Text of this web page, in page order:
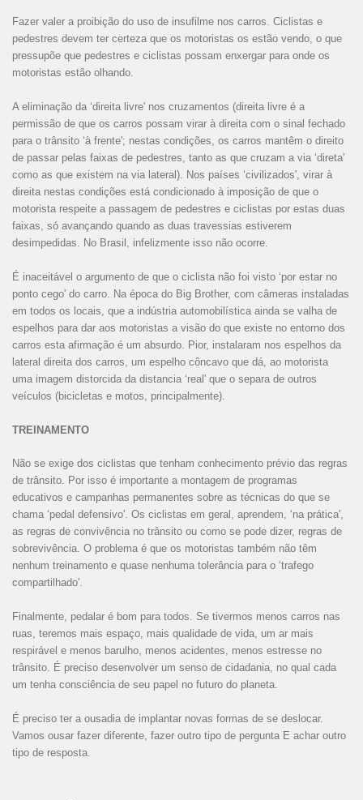
Fazer valer a proibição do uso de insufilme nos carros. Ciclistas e
pedestres devem ter certeza que os motoristas os estão vendo, o que
pressupõe que pedestres e ciclistas possam enxergar para onde os
motoristas estão olhando.
A eliminação da ‘direita livre' nos cruzamentos (direita livre é a
permissão de que os carros possam virar à direita com o sinal fechado
para o trânsito ‘à frente'; nestas condições, os carros mantêm o direito
de passar pelas faixas de pedestres, tanto as que cruzam a via ‘direta'
como as que existem na via lateral). Nos países ‘civilizados', virar à
direita nestas condições está condicionado à imposição de que o
motorista respeite a passagem de pedestres e ciclistas por estas duas
faixas, só avançando quando as duas travessias estiverem
desimpedidas. No Brasil, infelizmente isso não ocorre.
É inaceitável o argumento de que o ciclista não foi visto ‘por estar no
ponto cego' do carro. Na época do Big Brother, com câmeras instaladas
em todos os locais, que a indústria automobilística ainda se valha de
espelhos para dar aos motoristas a visão do que existe no entorno dos
carros esta afirmação é um absurdo. Pior, instalaram nos espelhos da
lateral direita dos carros, um espelho côncavo que dá, ao motorista
uma imagem distorcida da distancia ‘real' que o separa de outros
veículos (bicicletas e motos, principalmente).
TREINAMENTO
Não se exige dos ciclistas que tenham conhecimento prévio das regras
de trânsito. Por isso é importante a montagem de programas
educativos e campanhas permanentes sobre as técnicas do que se
chama ‘pedal defensivo'. Os ciclistas em geral, aprendem, ‘na prática',
as regras de convivência no trânsito ou como se pode dizer, regras de
sobrevivência. O problema é que os motoristas também não têm
nenhum treinamento e quase nenhuma tolerância para o ‘trafego
compartilhado'.
Finalmente, pedalar é bom para todos. Se tivermos menos carros nas
ruas, teremos mais espaço, mais qualidade de vida, um ar mais
respirável e menos barulho, menos acidentes, menos estresse no
trânsito. É preciso desenvolver um senso de cidadania, no qual cada
um tenha consciência de seu papel no futuro do planeta.
É preciso ter a ousadia de implantar novas formas de se deslocar.
Vamos ousar fazer diferente, fazer outro tipo de pergunta E achar outro
tipo de resposta.